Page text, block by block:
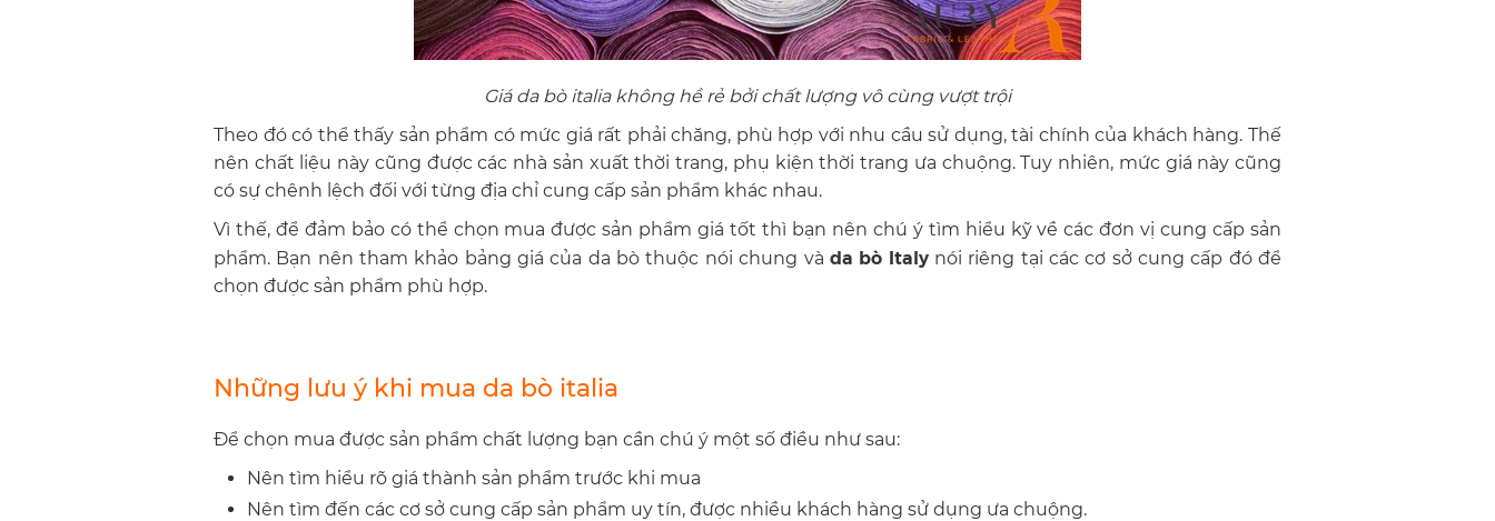
Giá da bò italia không hề rẻ bởi chất lượng vô cùng vượt trội
Theo đó có thể thấy sản phẩm có mức giá rất phải chăng, phù hợp với nhu cầu sử dụng, tài chính của khách hàng. Thế
nên chất liệu này cũng được các nhà sản xuất thời trang, phụ kiện thời trang ưa chuộng. Tuy nhiên, mức giá này cũng
có sự chênh lệch đối với từng địa chỉ cung cấp sản phẩm khác nhau.
Vì thế, để đảm bảo có thể chọn mua được sản phẩm giá tốt thì bạn nên chú ý tìm hiểu kỹ về các đơn vị cung cấp sản
phẩm. Bạn nên tham khảo bảng giá của da bò thuộc nói chung và da bò Italynói riêng tại các cơ sở cung cấp đó để
chọn được sản phẩm phù hợp.
Những lưu ý khi mua da bò italia
Để chọn mua được sản phẩm chất lượng bạn cần chú ý một số điều như sau:
Nên tìm hiểu rõ giá thành sản phẩm trước khi mua
Nên tìm đến các cơ sở cung cấp sản phẩm uy tín, được nhiều khách hàng sử dụng ưa chuộng.